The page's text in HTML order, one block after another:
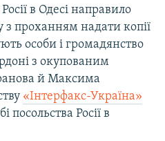
в Одесі направило
з проханням надати копії
особи і громадянство
з окупованим
й Максима
«Інтерфакс-Україна»
посольства Росії в